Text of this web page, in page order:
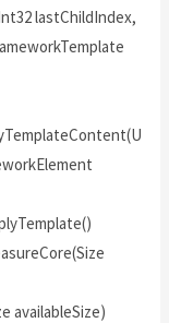
lastChildIndex,
availableSize)